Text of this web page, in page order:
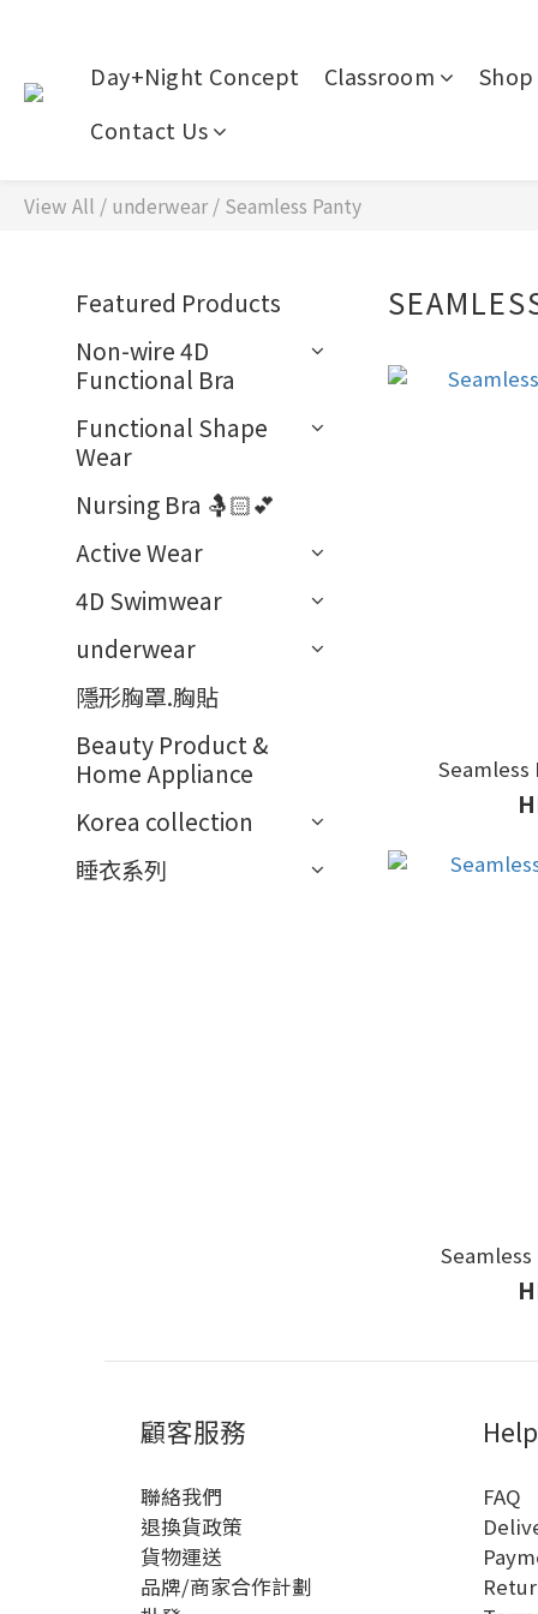
Day+Night Concept Classroom
Contact Us
View All / underwear / Seamless Panty
Featured Products
Non-wire 4D
Functional Bra
Functional Shape
Wear
Nursing Bra 🤱🏻💕
Active Wear
4D Swimwear
underwear
隱形胸罩.胸貼
Beauty Product &
Home Appliance
Korea collection
睡衣系列
Seamless
顧客服務
聯絡我們
退換貨政策
貨物運送
品牌/商家合作計劃
Help
FAQ